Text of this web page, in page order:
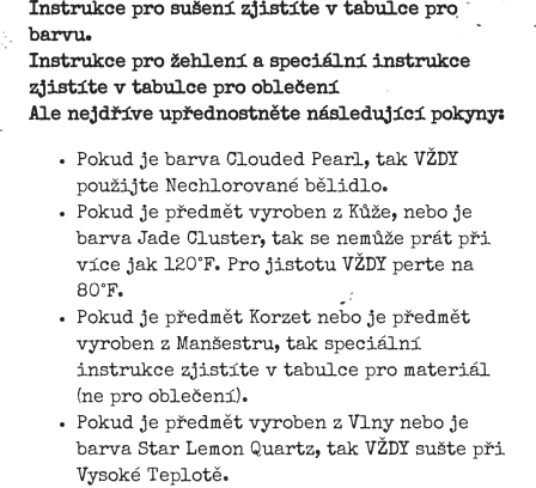
Instrukce pro sušení zjistíte v tabulce pro
barvu.
Instrukce pro žehlení a speciální instrukce
zjistíte v tabulce pro oblečení
Ale nejdříve upřednostněte následující pokyny:
Pokud je barva Clouded Pearl, tak VŽDY
použijte Nechlorované bělidlo.
Pokud je předmět vyroben z Kůže, nebo je
barva Jade Cluster, tak se nemůže prát při
více jak 120°F. Pro jistotu VŽDY perte na
80°F.
Pokud je předmět Korzet nebo je předmět
vyroben z Manšestru, tak speciální
instrukce zjistíte v tabulce pro materiál
(ne pro oblečení).
Pokud je předmět vyroben z Vlny nebo je
barva Star Lemon Quartz, tak VŽDY sušte při
Vysoké Teplotě.